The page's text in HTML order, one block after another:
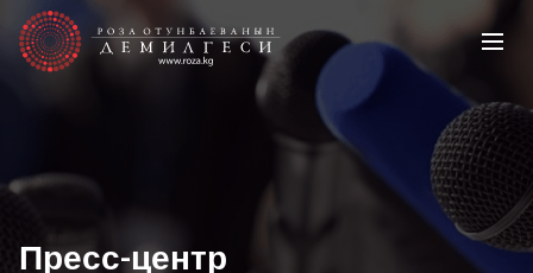
Пресс-центр